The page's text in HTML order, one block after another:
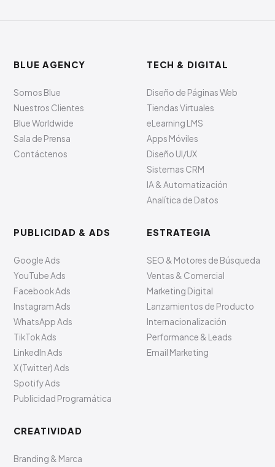
BLUE AGENCY
Somos Blue
Nuestros Clientes
Blue Worldwide
Sala de Prensa
Contáctenos
TECH & DIGITAL
Diseño de Páginas Web
Tiendas Virtuales
eLearning LMS
Apps Móviles
Diseño UI/UX
Sistemas CRM
IA & Automatización
Analítica de Datos
PUBLICIDAD & ADS
Google Ads
YouTube Ads
Facebook Ads
Instagram Ads
WhatsApp Ads
TikTok Ads
LinkedIn Ads
X (Twitter) Ads
Spotify Ads
Publicidad Programática
ESTRATEGIA
SEO & Motores de Búsqueda
Ventas & Comercial
Marketing Digital
Lanzamientos de Producto
Internacionalización
Performance & Leads
Email Marketing
CREATIVIDAD
Branding & Marca